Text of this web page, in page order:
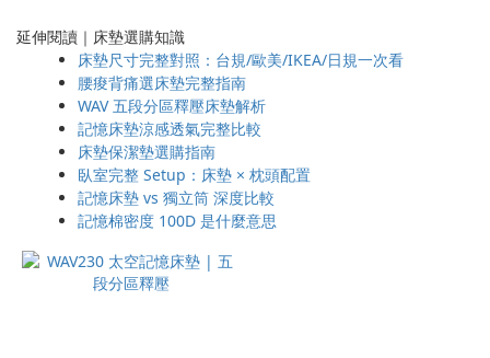
延伸閱讀｜床墊選購知識
床墊尺寸完整對照：台規/歐美/IKEA/日規一次看
腰痠背痛選床墊完整指南
WAV 五段分區釋壓床墊解析
記憶床墊涼感透氣完整比較
床墊保潔墊選購指南
臥室完整 Setup：床墊 × 枕頭配置
記憶床墊 vs 獨立筒 深度比較
記憶棉密度 100D 是什麼意思